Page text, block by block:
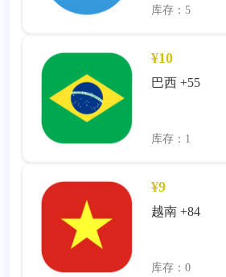
库存：5
¥10
巴西 +55
库存：1
¥9
越南 +84
库存：0